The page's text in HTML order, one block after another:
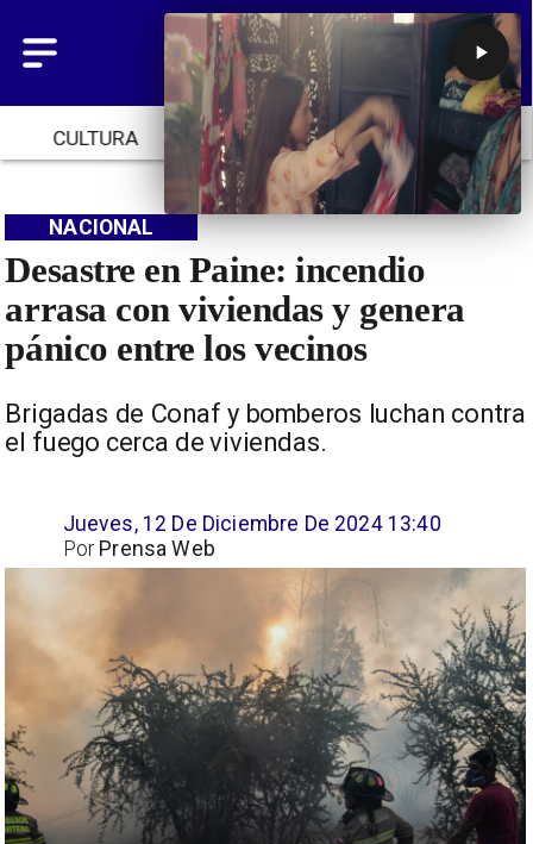
CULTURA TENDENCIAS INICIO
Desastre en Paine: incendio
arrasa con viviendas y genera
pánico entre los vecinos
Brigadas de Conaf y bomberos luchan contra
el fuego cerca de viviendas.
NACIONAL
Jueves, 12 De Diciembre De 2024 13:40
Prensa Web
Por